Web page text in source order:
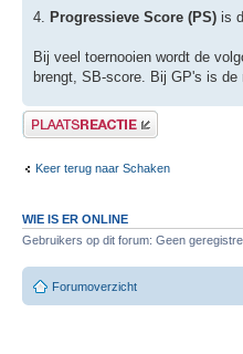
4. Progressieve Score (PS) is
Bij veel toernooien wordt de
brengt, SB-score. Bij GP's is
Plaats een reactie
Keer terug naar Schaken
WIE IS ER ONLINE
Gebruikers op dit forum: Geen
Forumoverzicht